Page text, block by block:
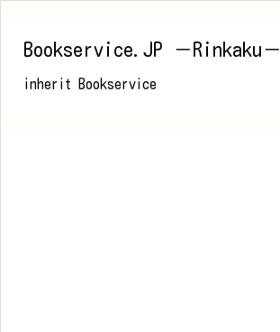
Bookservice.JP －Rinkaku－
inherit Bookservice